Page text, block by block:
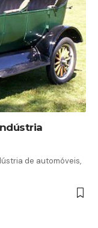
de automóveis,